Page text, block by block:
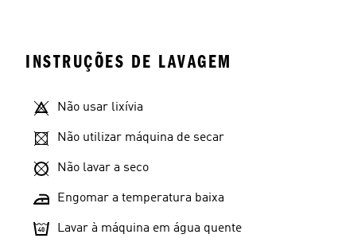
INSTRUÇÕES DE LAVAGEM
Não usar lixívia
Não utilizar máquina de secar
Não lavar a seco
Engomar a temperatura baixa
Lavar à máquina em água quente